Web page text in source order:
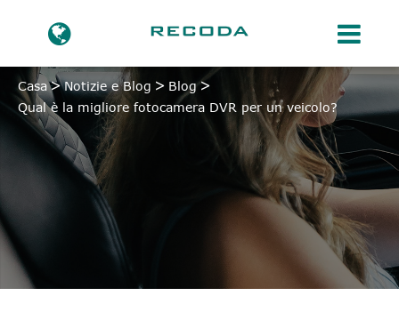
Casa Notizie e Blog
Blog
Qual è la migliore fotocamera DVR per un veicolo?